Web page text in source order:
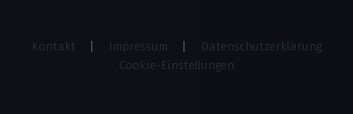
Kontakt Impressum
Datenschutzerklärung
Cookie-Einstellungen